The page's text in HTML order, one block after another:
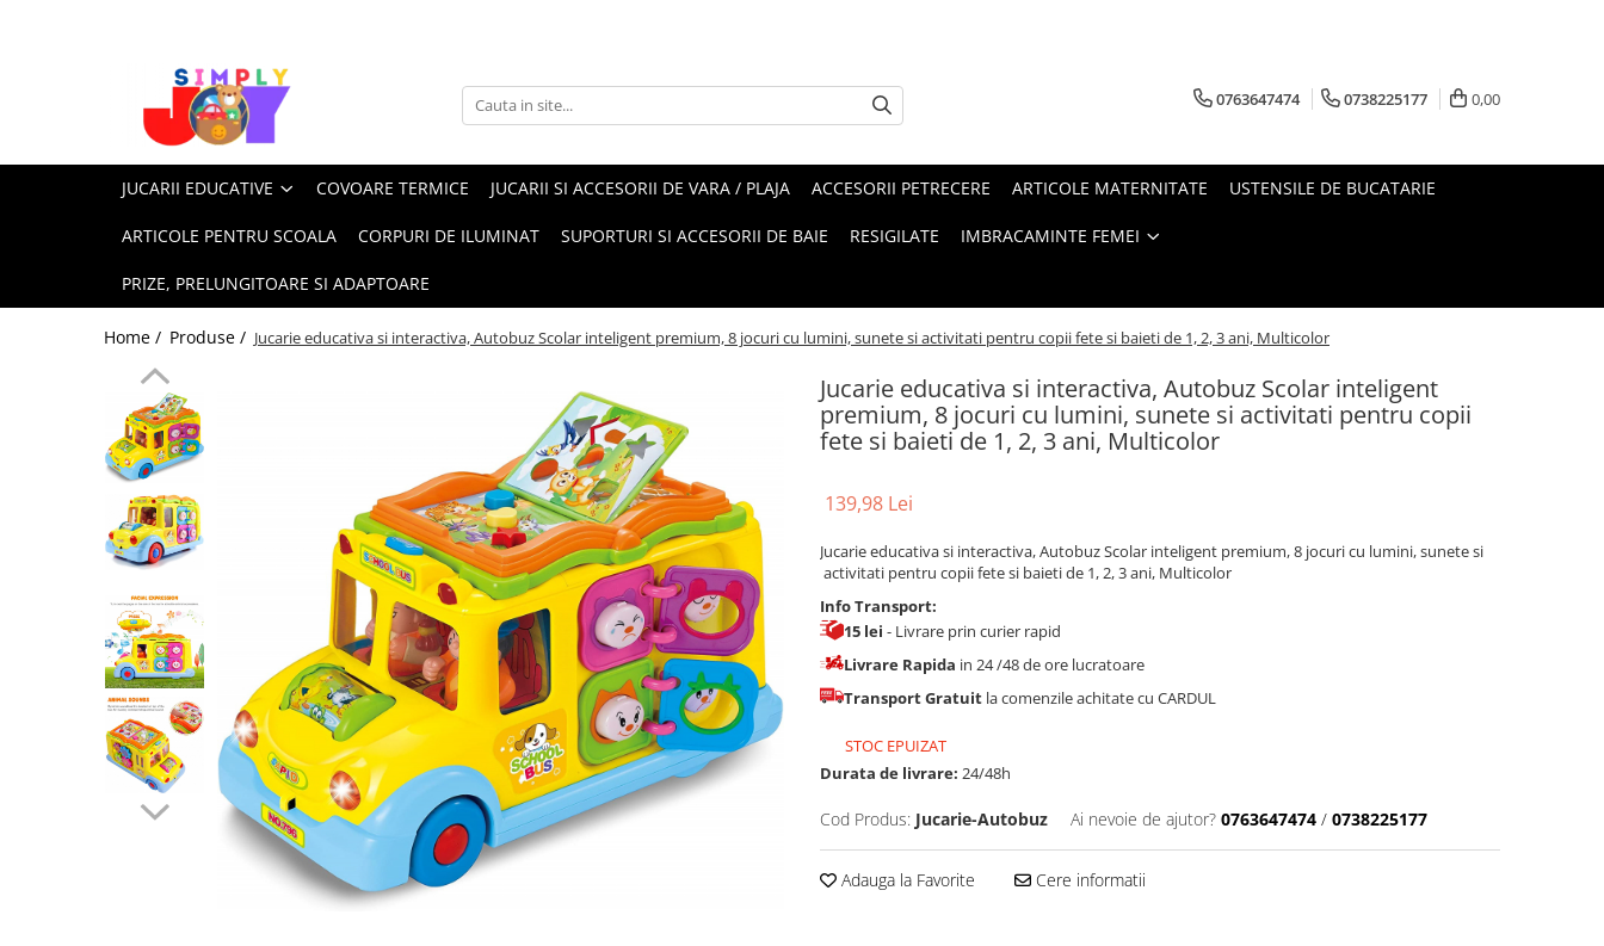
Jucarii bebelusi
Frumusete, bijuterii, accesorii
Stickere, Abtibilduri, Autocolante
Imbracaminte femei
Costume de baie
Lenjerie intima
Sosete dama
0763647474 0738225177 0,00
JUCARII EDUCATIVE COVOARE TERMICE JUCARII SI ACCESORII DE VARA / PLAJA ACCESORII PETRECERE ARTICOLE MATERNITATE USTENSILE DE BUCATARIE
ARTICOLE PENTRU SCOALA CORPURI DE ILUMINAT SUPORTURI SI ACCESORII DE BAIE RESIGILATE IMBRACAMINTE FEMEI
PRIZE, PRELUNGITOARE SI ADAPTOARE
Home / Produse / Jucarie educativa si interactiva, Autobuz Scolar inteligent premium, 8 jocuri cu lumini, sunete si activitati pentru copii fete si baieti de 1, 2, 3 ani, Multicolor
Jucarie educativa si interactiva, Autobuz Scolar inteligent
premium, 8 jocuri cu lumini, sunete si activitati pentru copii
fete si baieti de 1, 2, 3 ani, Multicolor
139,98 Lei
Jucarie educativa si interactiva, Autobuz Scolar inteligent premium, 8 jocuri cu lumini, sunete si
activitati pentru copii fete si baieti de 1, 2, 3 ani, Multicolor
Info Transport:
15 lei - Livrare prin curier rapid
Livrare Rapida in 24 /48 de ore lucratoare
Transport Gratuit la comenzile achitate cu CARDUL
STOC EPUIZAT
Durata de livrare: 24/48h
Cod Produs: Jucarie-Autobuz Ai nevoie de ajutor? 0763647474 / 0738225177
Adauga la Favorite Cere informatii